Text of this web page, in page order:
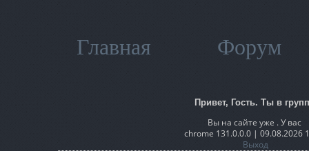
Главная Форум
Привет, Гость. Ты в
Вы на сайте уже . У вас
chrome 131.0.0.0 | 09.08.2026
Выход